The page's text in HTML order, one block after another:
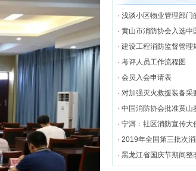
· 浅谈小区物业管理部门
工作模式
· 黄山市消防协会入选中
一届理事单位
· 建设工程消防监督管理
· 考评人员工作流程图
· 会员入会申请表
· 对加强灭火救援装备采
几点思考
· 中国消防协会批准黄山
· 宁洱：社区消防宣传大
务”[图]
· 2019年全国第三批次
工种职业技能鉴定理论
· 黑龙江省国庆节期间整